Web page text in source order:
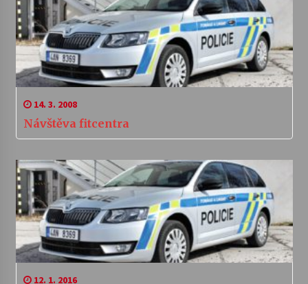
14. 3. 2008
Návštěva fitcentra
12. 1. 2016